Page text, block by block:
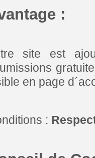
:
site est
en page
: